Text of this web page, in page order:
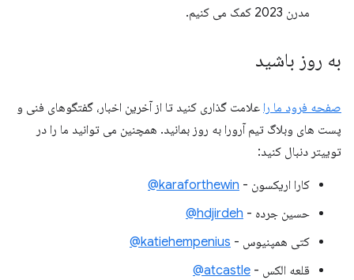
مدرن 2023 کمک می کنیم.
به روز باشید
صفحه فرود ما را علامت گذاری کنید تا از آخرین اخبار، گفتگوهای فنی و
پست های وبلاگ تیم آرورا به روز بمانید. همچنین می توانید ما را در
توییتر دنبال کنید:
کارا اریکسون - karaforthewin@
حسین جرده - hdjirdeh@
کتی همپنیوس - katiehempenius@
قلعه الکس - atcastle@